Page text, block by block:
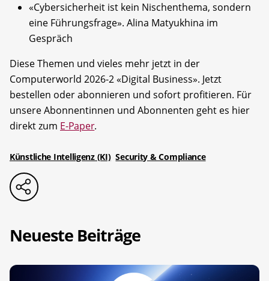
«Cybersicherheit ist kein Nischenthema, sondern
eine Führungsfrage». Alina Matyukhina im
Gespräch
Diese Themen und vieles mehr jetzt in der
Computerworld 2026-2 «Digital Business». Jetzt
bestellen oder abonnieren und sofort profitieren. Für
unsere Abonnentinnen und Abonnenten geht es hier
direkt zum E-Paper.
Künstliche Intelligenz (KI) Security & Compliance
Neueste Beiträge